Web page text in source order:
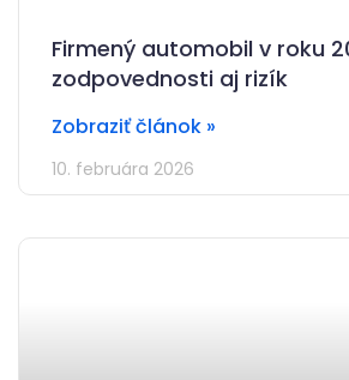
Firmený automobil v roku
zodpovednosti aj rizík
Zobraziť článok »
10. februára 2026